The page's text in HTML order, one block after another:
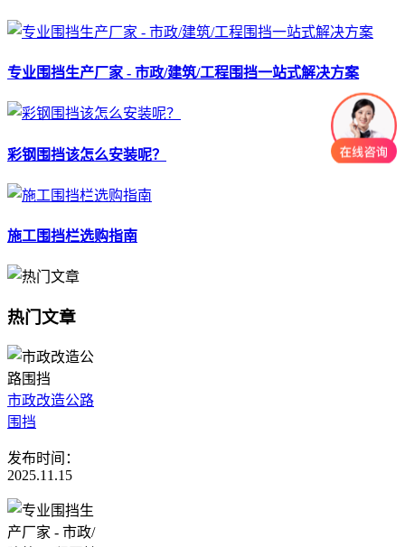
专业围挡生产厂家 - 市政/建筑/工程围挡一站式解决方案
彩钢围挡该怎么安装呢？
施工围挡栏选购指南
热门文章
市政改造公路
围挡
发布时间：
2025.11.15